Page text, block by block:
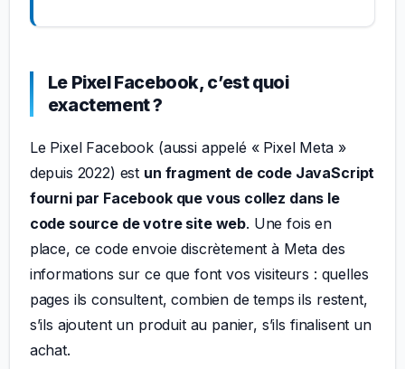
Le Pixel Facebook, c’est quoi
exactement ?
Le Pixel Facebook (aussi appelé « Pixel Meta »
depuis 2022) est un fragment de code JavaScript
fourni par Facebook que vous collez dans le
code source de votre site web. Une fois en
place, ce code envoie discrètement à Meta des
informations sur ce que font vos visiteurs : quelles
pages ils consultent, combien de temps ils restent,
s’ils ajoutent un produit au panier, s’ils finalisent un
achat.